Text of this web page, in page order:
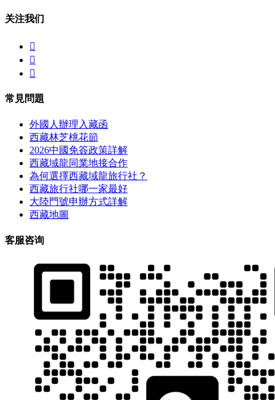
关注我们



常見問題
外國人辦理入藏函
西藏林芝桃花節
2026中國免簽政策詳解
西藏域龍同業地接合作
為何選擇西藏域龍旅行社？
西藏旅行社哪一家最好
大陸門號申辦方式詳解
西藏地圖
客服咨询